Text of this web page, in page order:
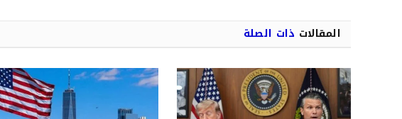
المقالات ذات الصلة